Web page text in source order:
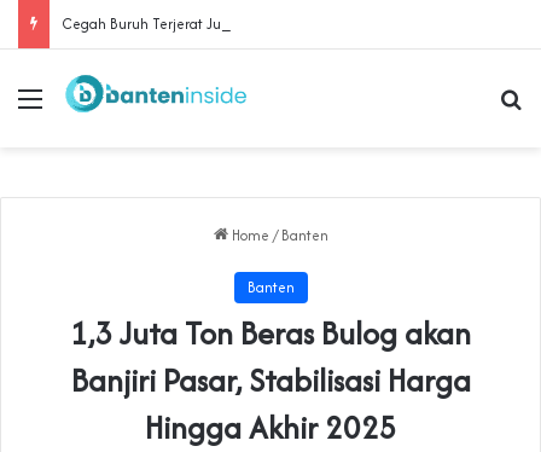
Menu
Home / Banten
Banten
1,3 Juta Ton Beras Bulog akan
Banjiri Pasar, Stabilisasi Harga
Hingga Akhir 2025